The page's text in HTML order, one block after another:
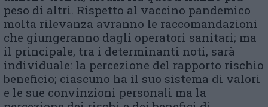
peso di altri. Rispetto al vaccino pandemico
molta rilevanza avranno le raccomandazioni
che giungeranno dagli operatori sanitari; ma
il principale, tra i determinanti noti, sarà
individuale: la percezione del rapporto rischio
beneficio; ciascuno ha il suo sistema di valori
e le sue convinzioni personali ma la